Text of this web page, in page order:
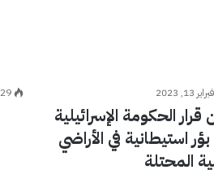
فبراير 13, 2023 29
الحكومة الإسرائيلية
استيطانية في الأراضي
المحتلة